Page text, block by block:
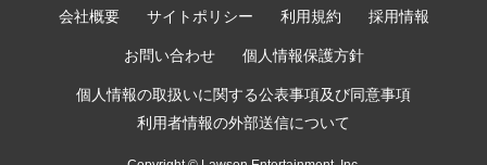
会社概要 サイトポリシー 利用規約 採用情報
お問い合わせ 個人情報保護方針
個人情報の取扱いに関する公表事項及び同意事項
利用者情報の外部送信について